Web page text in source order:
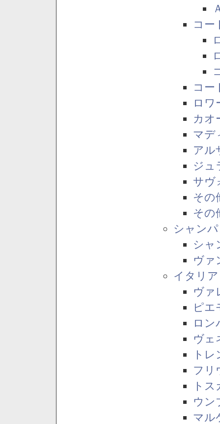
コー
コー
ロワ
カオ
マデ
アル
ジュ
サヴ
その
その
シャン
シャ
ヴァ
イタリア
ヴァ
ピエ
ロン
ヴェ
ト
フリ
ト
ウン
マル